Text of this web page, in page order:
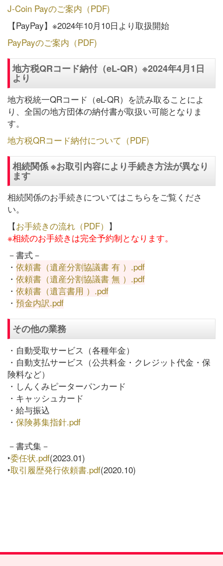
J-Coin Payのご案内（PDF)
【PayPay】※2024年10月10日より取扱開始
PayPayのご案内（PDF)
地方税QRコード納付（eL-QR）※2024年4月1日
より
地方税統一QRコード（eL-QR）を読み取ることによ
り、全国の地方団体の納付書が取扱い可能となりま
す。
地方税QRコード納付について（PDF)
相続関係 ※お取引内容により手続き方法が異なり
ます
相続関係のお手続きについてはこちらをご覧くださ
い。
【お手続きの流れ（PDF） 】
※相続のお手続きは完全予約制となります。
－書式－
・ 依頼書（遺産分割協議書 有 ）.pdf
・ 依頼書（遺産分割協議書 無 ）.pdf
・ 依頼書（遺言書用 ）.pdf
・ 預金内訳.pdf
その他の業務
・自動受取サービス（各種年金）
・自動支払サービス（公共料金・クレジット代金・保
険料など）
・しんくみピーターパンカード
・キャッシュカード
・給与振込
・ 保険募集指針.pdf
－書式集－
‣委任状.pdf(2023.01)
‣取引履歴発行依頼書.pdf(2020.10)